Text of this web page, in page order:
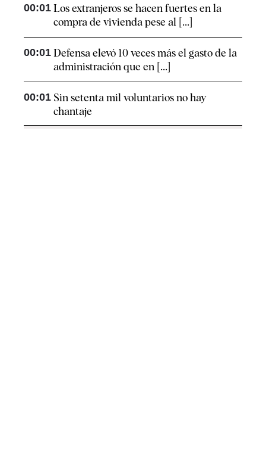
00:01 Los extranjeros se hacen fuertes en la
compra de vivienda pese al [...]
00:01 Defensa elevó 10 veces más el gasto de la
administración que en [...]
00:01 Sin setenta mil voluntarios no hay
chantaje